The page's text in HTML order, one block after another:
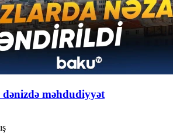
məhdudiyyət